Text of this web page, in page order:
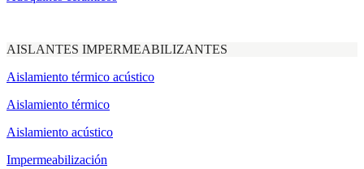
AISLANTES IMPERMEABILIZANTES
Aislamiento térmico acústico
Aislamiento térmico
Aislamiento acústico
Impermeabilización